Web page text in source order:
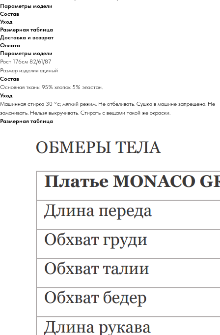
Параметры модели
Состав
Уход
Размерная таблица
Доставка и возврат
Оплата
Параметры модели
Рост 176см 82/61/87
Размер изделия единый
Состав
Основная ткань: 95% хлопок 5% эластан.
Уход
Машинная стирка 30 °с; мягкий режим. Не отбеливать. Сушка в машине запрещена. Не
замачивать. Нельзя выкручивать. Стирать с вещами такой же окраски.
Размерная таблица